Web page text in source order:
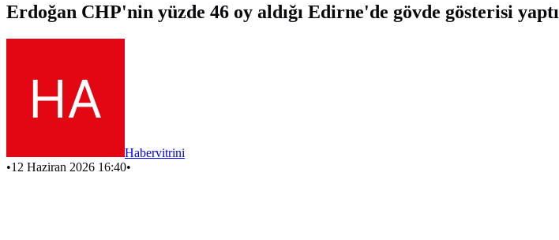
Erdoğan CHP'nin yüzde 46 oy aldığı Edirne'de gövde gösterisi yaptı
Habervitrini
•12 Haziran 2026 16:40•